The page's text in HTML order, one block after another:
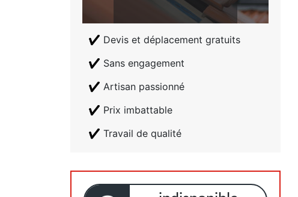
Devis et déplacement gratuits
Sans engagement
Artisan passionné
Prix imbattable
Travail de qualité